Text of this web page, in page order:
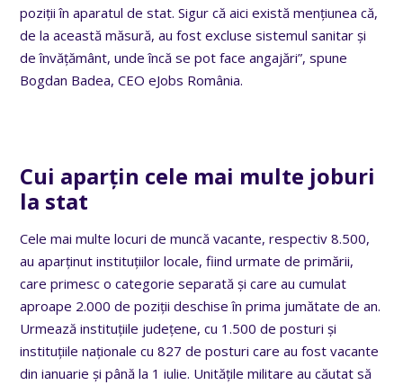
poziții în aparatul de stat. Sigur că aici există mențiunea că,
de la această măsură, au fost excluse sistemul sanitar și
de învățământ, unde încă se pot face angajări”, spune
Bogdan Badea, CEO eJobs România.
Cui aparțin cele mai multe joburi
la stat
Cele mai multe locuri de muncă vacante, respectiv 8.500,
au aparținut instituțiilor locale, fiind urmate de primării,
care primesc o categorie separată și care au cumulat
aproape 2.000 de poziții deschise în prima jumătate de an.
Urmează instituțiile județene, cu 1.500 de posturi și
instituțiile naționale cu 827 de posturi care au fost vacante
din ianuarie și până la 1 iulie. Unitățile militare au căutat să